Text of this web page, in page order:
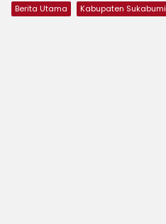
Berita Utama Kabupaten Sukabumi